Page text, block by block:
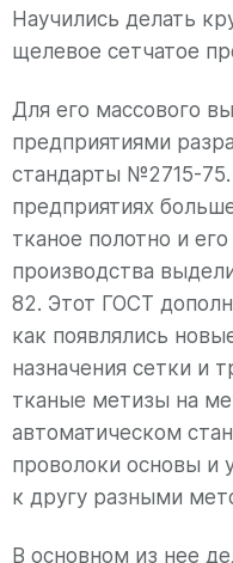
Научились делать
щелевое сетчатое
Для его массового
предприятиями
стандарты №2715-
предприятиях
тканое полотно и
производства
82. Этот ГОСТ
как появлялись
назначения сетки и
тканые метизы на
автоматическом
проволоки основы и
к другу разными
В основном из нее